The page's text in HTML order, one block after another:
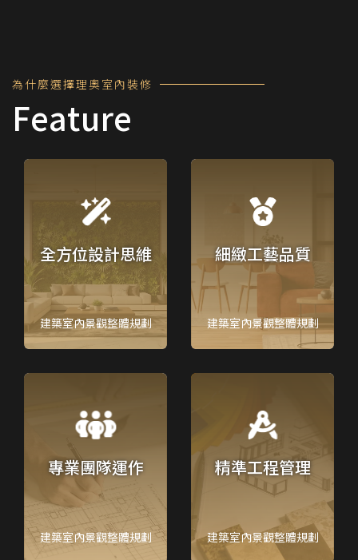
為 什麼選擇理 奧 室 內裝修
Feature
全方位設計思維
建築室內景觀整體規劃
細緻工藝品質
建築室內景觀整體規劃
專業團隊運作
建築室內景觀整體規劃
精準工程管理
建築室內景觀整體規劃